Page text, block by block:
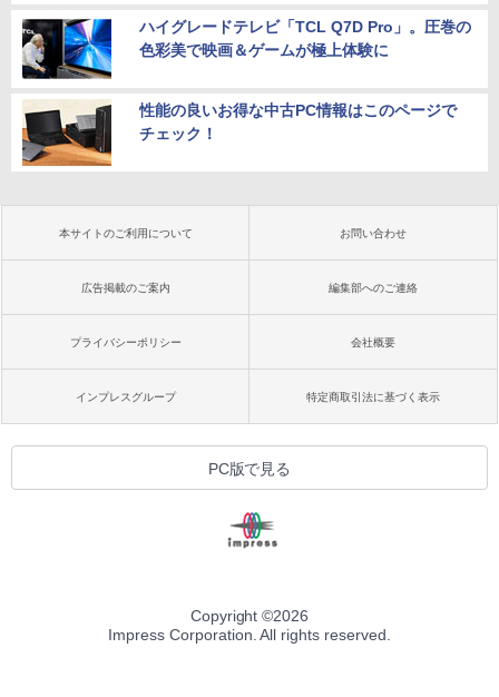
ハイグレードテレビ「TCL Q7D Pro」。圧巻の
色彩美で映画＆ゲームが極上体験に
性能の良いお得な中古PC情報はこのページで
チェック！
本サイトのご利用について お問い合わせ
広告掲載のご案内 編集部へのご連絡
プライバシーポリシー 会社概要
インプレスグループ 特定商取引法に基づく表示
PC版で見る
Copyright ©2026
Impress Corporation. All rights reserved.